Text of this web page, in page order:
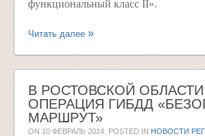
функциональный класс II».
Читать далее
В РОСТОВСКОЙ ОБЛАСТИ
ОПЕРАЦИЯ ГИБДД
МАРШРУТ»
ON 10 ФЕВРАЛЬ 2014 . POSTED IN НОВОСТИ